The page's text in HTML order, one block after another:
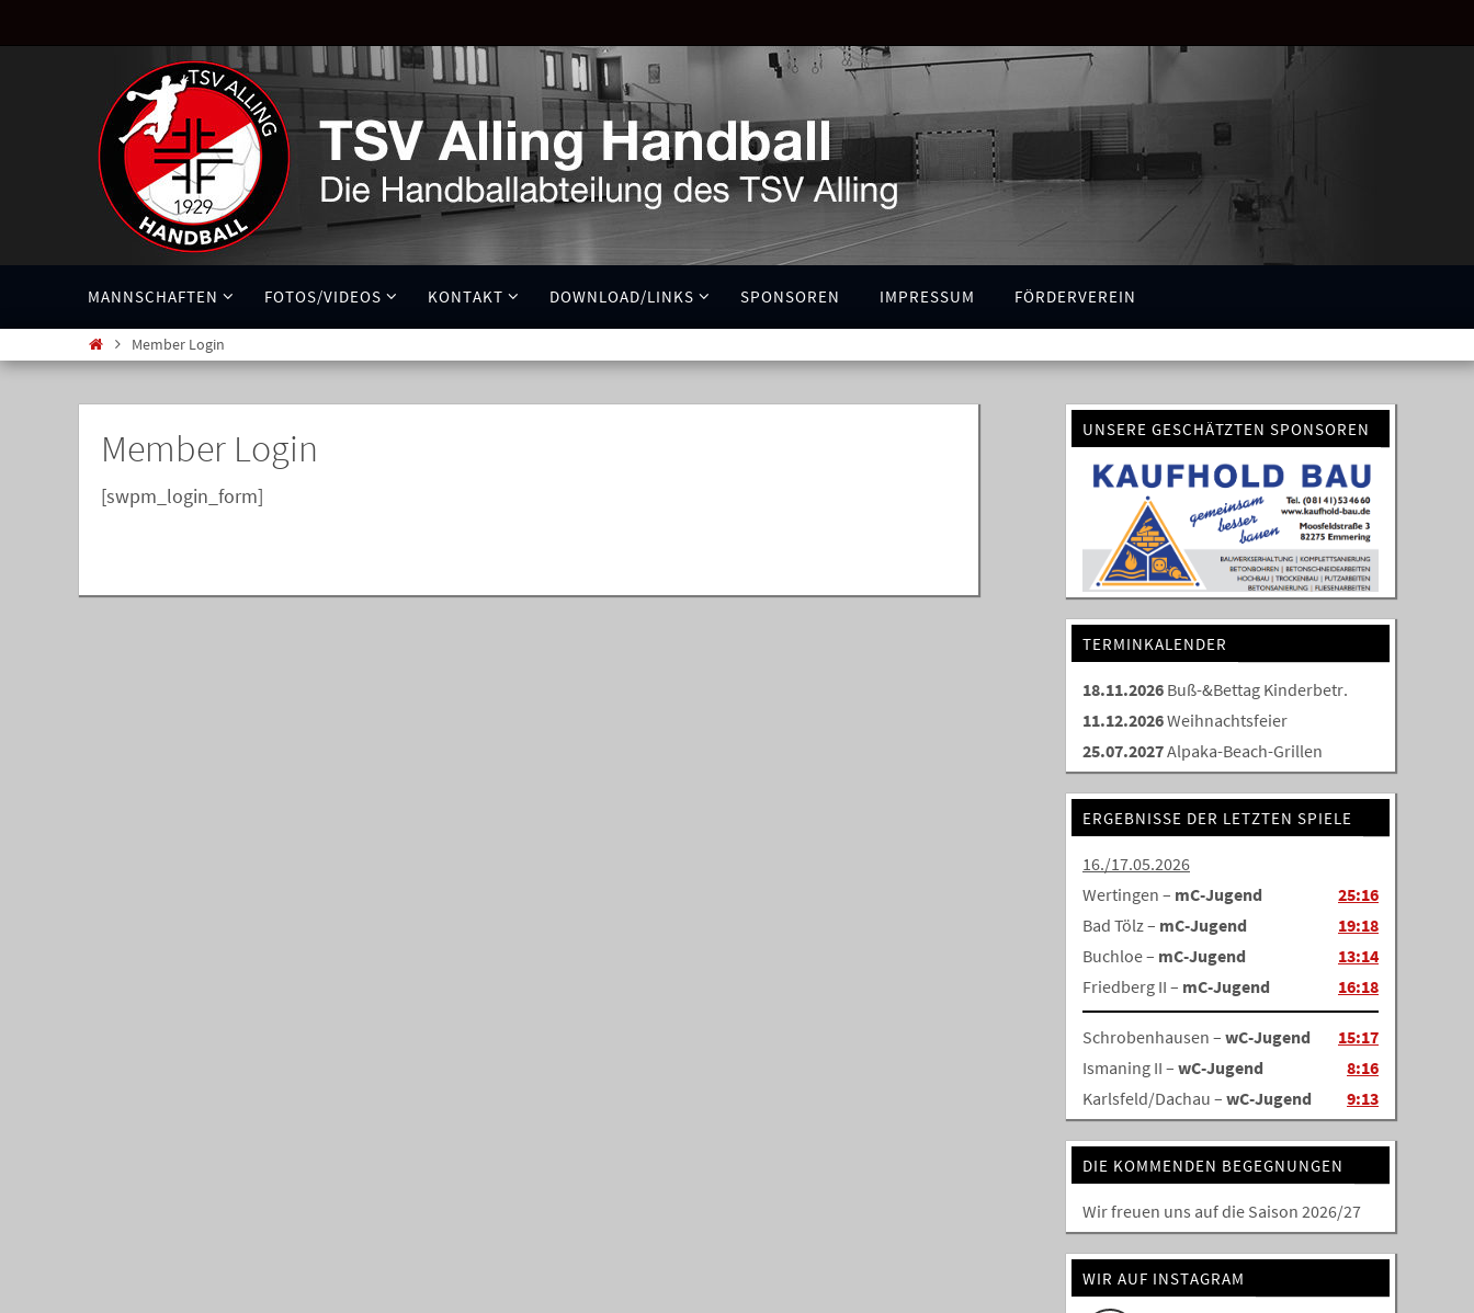
MANNSCHAFTEN FOTOS/VIDEOS KONTAKT DOWNLOAD/LINKS SPONSOREN IMPRESSUM FÖRDERVEREIN
Member Login
Member Login
[swpm_login_form]
UNSERE GESCHÄTZTEN SPONSOREN
TERMINKALENDER
18.11.2026 Buß-&Bettag Kinderbetr.
11.12.2026Weihnachtsfeier
25.07.2027Alpaka-Beach-Grillen
ERGEBNISSE DER LETZTEN SPIELE
16./17.05.2026
Wertingen – mC-Jugend
25:16
Bad Tölz – mC-Jugend
19:18
Buchloe – mC-Jugend
13:14
Friedberg II – mC-Jugend 16:18
Schrobenhausen – wC-Jugend
15:17
Ismaning II – wC-Jugend
8:16
Karlsfeld/Dachau – wC-Jugend 9:13
DIE KOMMENDEN BEGEGNUNGEN
Wir freuen uns auf die Saison 2026/27
WIR AUF INSTAGRAM